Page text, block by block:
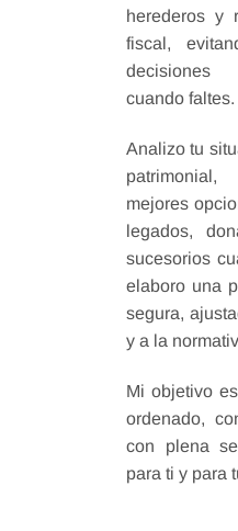
herederos y
fiscal,
cuando faltes.
Analizo tu
mejores
legados,
sucesorios
elaboro una
segura,
y a la
Mi objetivo
ordenado,
con plena
para ti y para